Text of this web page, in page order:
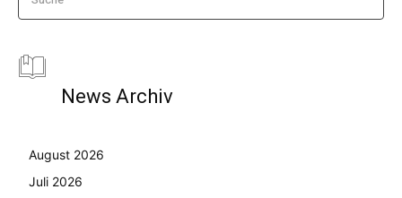
News Archiv
August 2026
Juli 2026